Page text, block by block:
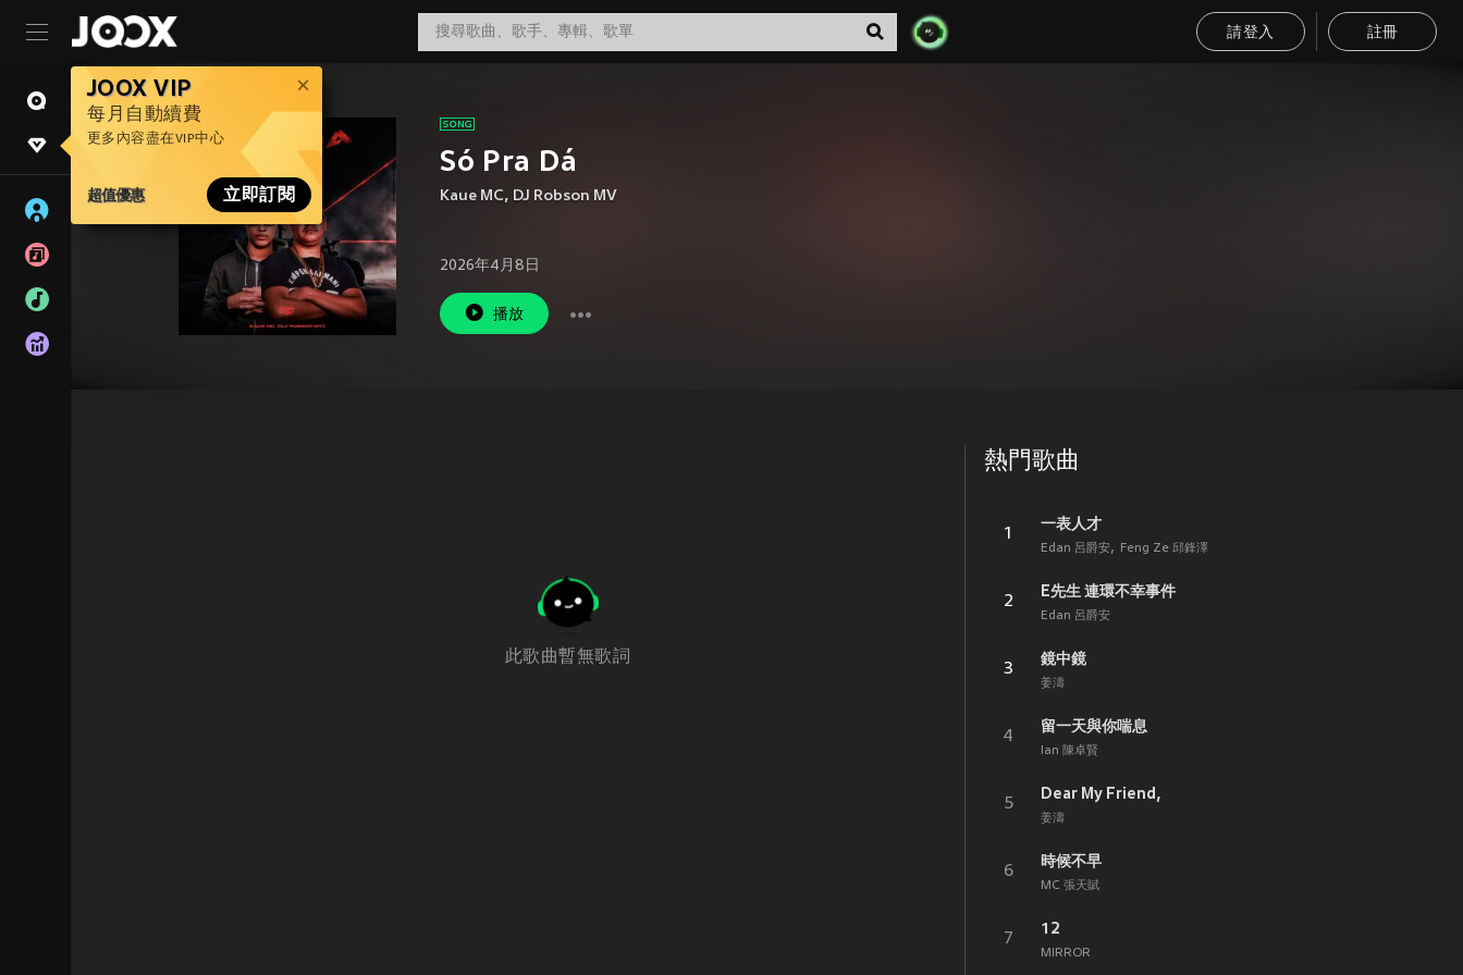
請登入 註冊
JOOX VIP
每月自動續費
更多內容盡在VIP中心
超值優惠 立即訂閱
Só Pra Dá
Kaue MC, DJ Robson MV
2026年4月8日
播放
此歌曲暫無歌詞
熱門歌曲
1
一表人才
Edan 呂爵安 Feng Ze 邱鋒澤
2
E先生 連環不幸事件
Edan 呂爵安
3
鏡中鏡
姜濤
4
留一天與你喘息
Ian 陳卓賢
5
Dear My Friend,
姜濤
6
時候不早
MC 張天賦
7
12
MIRROR